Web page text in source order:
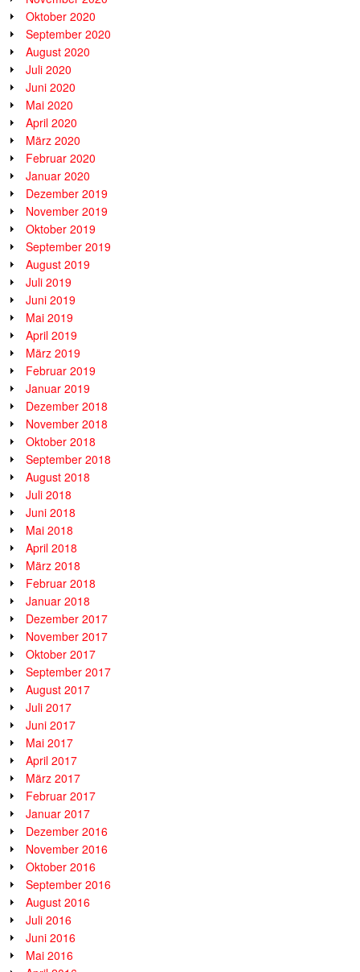
Oktober 2020
September 2020
August 2020
Juli 2020
Juni 2020
Mai 2020
April 2020
März 2020
Februar 2020
Januar 2020
Dezember 2019
November 2019
Oktober 2019
September 2019
August 2019
Juli 2019
Juni 2019
Mai 2019
April 2019
März 2019
Februar 2019
Januar 2019
Dezember 2018
November 2018
Oktober 2018
September 2018
August 2018
Juli 2018
Juni 2018
Mai 2018
April 2018
März 2018
Februar 2018
Januar 2018
Dezember 2017
November 2017
Oktober 2017
September 2017
August 2017
Juli 2017
Juni 2017
Mai 2017
April 2017
März 2017
Februar 2017
Januar 2017
Dezember 2016
November 2016
Oktober 2016
September 2016
August 2016
Juli 2016
Juni 2016
Mai 2016